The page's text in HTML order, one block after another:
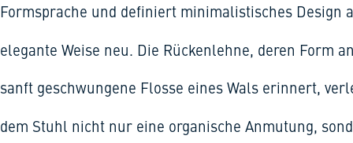
Formsprache und definiert minimalistisches Design
elegante Weise neu. Die Rückenlehne, deren Form
sanft geschwungene Flosse eines Wals erinnert,
dem Stuhl nicht nur eine organische Anmutung,